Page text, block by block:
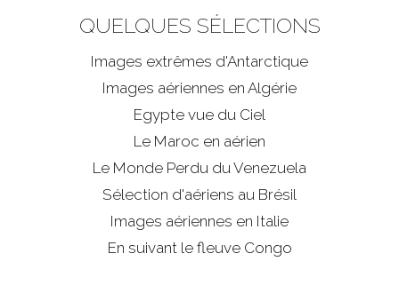
QUELQUES SÉLECTIONS
Images extrêmes d'Antarctique
Images aériennes en Algérie
Egypte vue du Ciel
Le Maroc en aérien
Le Monde Perdu du Venezuela
Sélection d'aériens au Brésil
Images aériennes en Italie
En suivant le fleuve Congo